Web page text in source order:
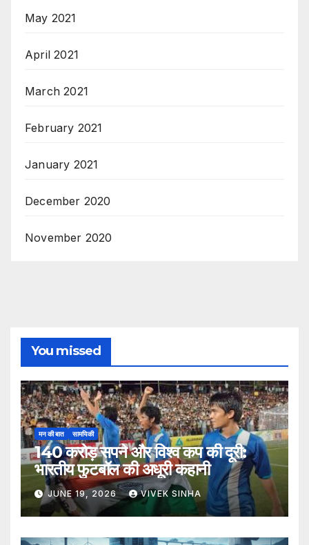
May 2021
April 2021
March 2021
February 2021
January 2021
December 2020
November 2020
You missed
मन की बात सामयिकी
140 करोड़ सपने और विश्व कप की दूरी:
भारतीय फुटबॉल की अधूरी कहानी
JUNE 19, 2026 VIVEK SINHA